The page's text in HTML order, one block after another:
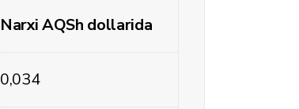
Narxi AQSh dollarida
0,034